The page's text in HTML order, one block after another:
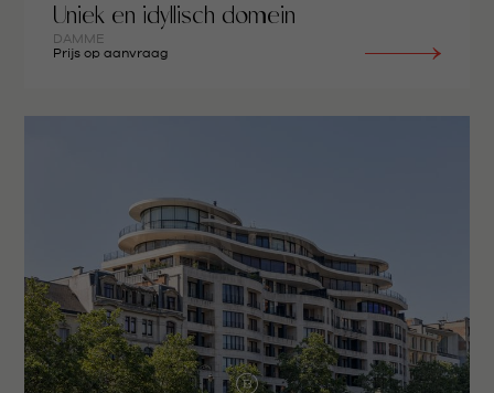
Uniek en idyllisch domein
DAMME
Prijs op aanvraag